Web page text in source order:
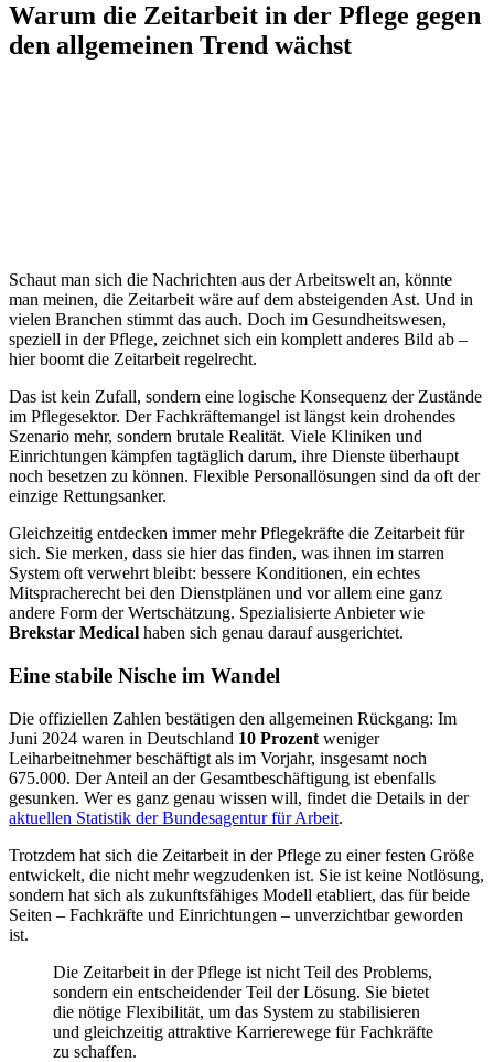
Warum die Zeitarbeit in der Pflege gegen
den allgemeinen Trend wächst
Schaut man sich die Nachrichten aus der Arbeitswelt an, könnte
man meinen, die Zeitarbeit wäre auf dem absteigenden Ast. Und in
vielen Branchen stimmt das auch. Doch im Gesundheitswesen,
speziell in der Pflege, zeichnet sich ein komplett anderes Bild ab –
hier boomt die Zeitarbeit regelrecht.
Das ist kein Zufall, sondern eine logische Konsequenz der Zustände
im Pflegesektor. Der Fachkräftemangel ist längst kein drohendes
Szenario mehr, sondern brutale Realität. Viele Kliniken und
Einrichtungen kämpfen tagtäglich darum, ihre Dienste überhaupt
noch besetzen zu können. Flexible Personallösungen sind da oft der
einzige Rettungsanker.
Gleichzeitig entdecken immer mehr Pflegekräfte die Zeitarbeit für
sich. Sie merken, dass sie hier das finden, was ihnen im starren
System oft verwehrt bleibt: bessere Konditionen, ein echtes
Mitspracherecht bei den Dienstplänen und vor allem eine ganz
andere Form der Wertschätzung. Spezialisierte Anbieter wie
Brekstar Medical haben sich genau darauf ausgerichtet.
Eine stabile Nische im Wandel
Die offiziellen Zahlen bestätigen den allgemeinen Rückgang: Im
Juni 2024 waren in Deutschland 10 Prozent weniger
Leiharbeitnehmer beschäftigt als im Vorjahr, insgesamt noch
675.000. Der Anteil an der Gesamtbeschäftigung ist ebenfalls
gesunken. Wer es ganz genau wissen will, findet die Details in der
aktuellen Statistik der Bundesagentur für Arbeit.
Trotzdem hat sich die Zeitarbeit in der Pflege zu einer festen Größe
entwickelt, die nicht mehr wegzudenken ist. Sie ist keine Notlösung,
sondern hat sich als zukunftsfähiges Modell etabliert, das für beide
Seiten – Fachkräfte und Einrichtungen – unverzichtbar geworden
ist.
Die Zeitarbeit in der Pflege ist nicht Teil des Problems,
sondern ein entscheidender Teil der Lösung. Sie bietet
die nötige Flexibilität, um das System zu stabilisieren
und gleichzeitig attraktive Karrierewege für Fachkräfte
zu schaffen.